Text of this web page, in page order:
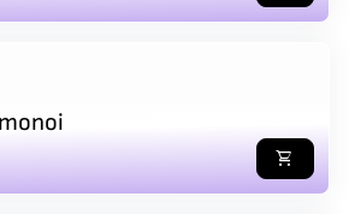
shopping_cart